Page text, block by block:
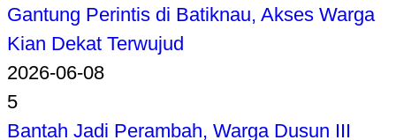
Gantung Perintis di Batiknau, Akses Warga
Kian Dekat Terwujud
2026-06-08
5
Bantah Jadi Perambah, Warga Dusun III